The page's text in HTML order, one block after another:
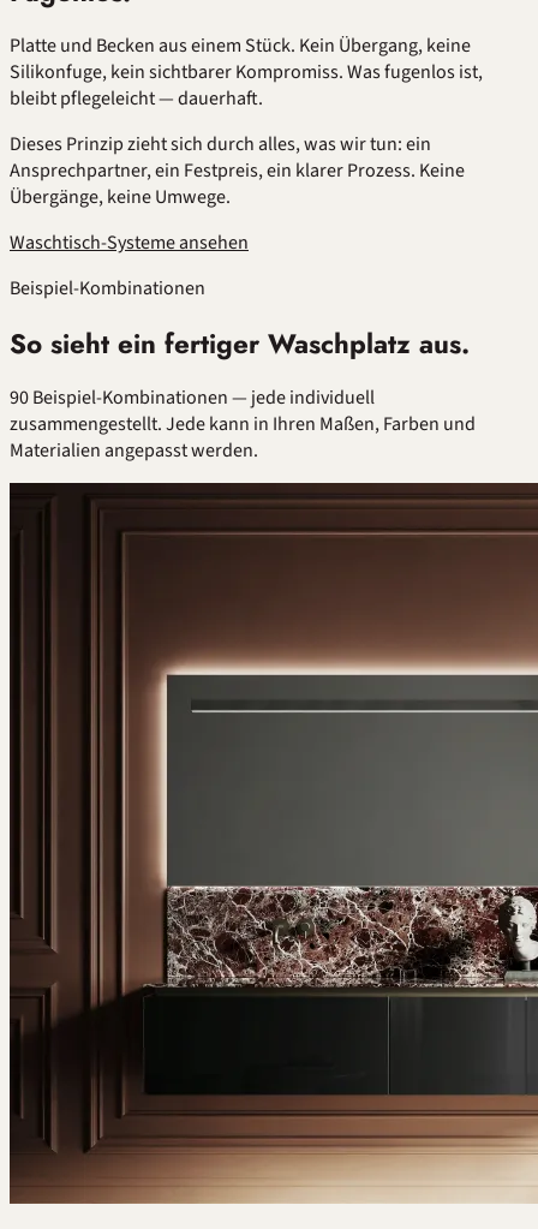
Platte und Becken aus einem Stück. Kein Übergang, keine
Silikonfuge, kein sichtbarer Kompromiss. Was fugenlos ist,
bleibt pflegeleicht — dauerhaft.
Dieses Prinzip zieht sich durch alles, was wir tun: ein
Ansprechpartner, ein Festpreis, ein klarer Prozess. Keine
Übergänge, keine Umwege.
Waschtisch-Systeme ansehen
Beispiel-Kombinationen
So sieht ein fertiger Waschplatz aus.
90 Beispiel-Kombinationen — jede individuell
zusammengestellt. Jede kann in Ihren Maßen, Farben und
Materialien angepasst werden.